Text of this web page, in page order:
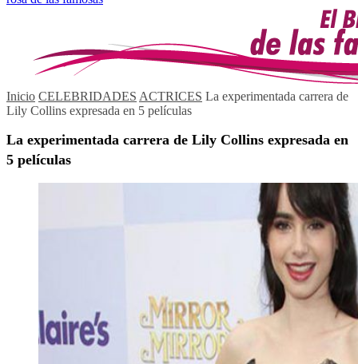
Inicio CELEBRIDADES ACTRICES La experimentada carrera de
Lily Collins expresada en 5 películas
La experimentada carrera de Lily Collins expresada en
5 películas